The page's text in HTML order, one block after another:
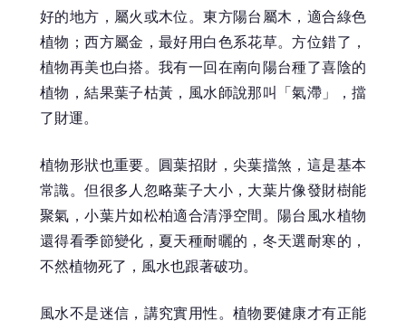
好的地方，屬火或木位。東方陽台屬木，適合綠色
植物；西方屬金，最好用白色系花草。方位錯了，
植物再美也白搭。我有一回在南向陽台種了喜陰的
植物，結果葉子枯黃，風水師說那叫「氣滯」，擋
了財運。
植物形狀也重要。圓葉招財，尖葉擋煞，這是基本
常識。但很多人忽略葉子大小，大葉片像發財樹能
聚氣，小葉片如松柏適合清淨空間。陽台風水植物
還得看季節變化，夏天種耐曬的，冬天選耐寒的，
不然植物死了，風水也跟著破功。
風水不是迷信，講究實用性。植物要健康才有正能